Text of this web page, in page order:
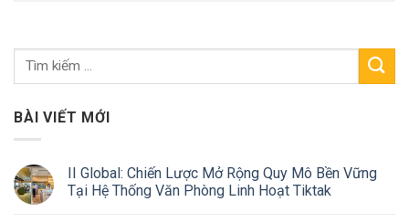
BÀI VIẾT MỚI
II Global: Chiến Lược Mở Rộng Quy Mô Bền Vững
Tại Hệ Thống Văn Phòng Linh Hoạt Tiktak